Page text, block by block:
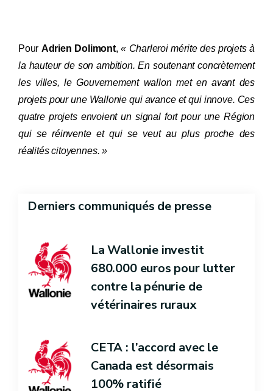
Pour Adrien Dolimont,« Charleroi mérite des projets à
la hauteur de son ambition. En soutenant concrètement
les villes, le Gouvernement wallon met en avant des
projets pour une Wallonie qui avance et qui innove. Ces
quatre projets envoient un signal fort pour une Région
qui se réinvente et qui se veut au plus proche des
réalités citoyennes. »
Derniers communiqués de presse
La Wallonie investit
680.000 euros pour lutter
contre la pénurie de
vétérinaires ruraux
CETA : l’accord avec le
Canada est désormais
100% ratifié